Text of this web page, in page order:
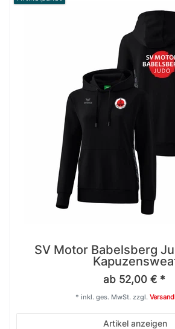
SV Motor Babelsberg
ab 52,00 € *
Artikel anzeigen
* inkl. ges. MwSt.zzgl.